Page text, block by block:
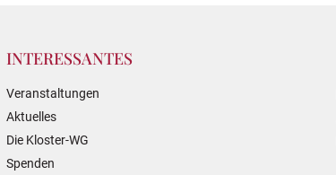
INTERESSANTES
Veranstaltungen
Aktuelles
Die Kloster-WG
Spenden